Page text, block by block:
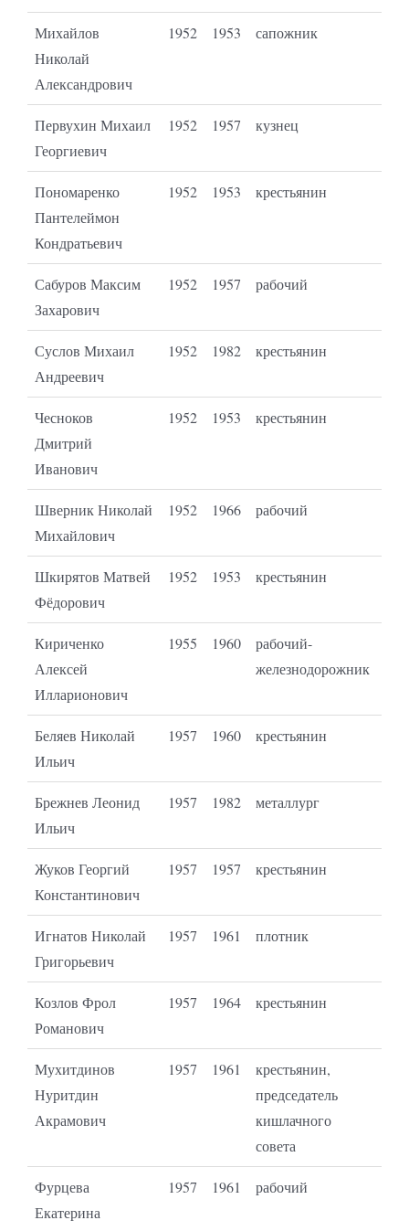
Михайлов
Николай
Александрович
1952 1953 сапожник
Первухин Михаил
Георгиевич
1952 1957 кузнец
Пономаренко
Пантелеймон
Кондратьевич
1952 1953 крестьянин
Сабуров Максим
Захарович
1952 1957 рабочий
Суслов Михаил
Андреевич
1952 1982 крестьянин
Чесноков
Дмитрий
Иванович
1952 1953 крестьянин
Шверник Николай
Михайлович
1952 1966 рабочий
Шкирятов Матвей
Фёдорович
1952 1953 крестьянин
Кириченко
Алексей
Илларионович
1955 1960
рабочий-
железнодорожник
Беляев Николай
Ильич
1957 1960 крестьянин
Брежнев Леонид
Ильич
1957 1982 металлург
Жуков Георгий
Константинович
1957 1957 крестьянин
Игнатов Николай
Григорьевич
1957 1961 плотник
Козлов Фрол
Романович
1957 1964 крестьянин
Мухитдинов
Нуритдин
Акрамович
1957 1961
крестьянин,
председатель
кишлачного
совета
Фурцева
Екатерина
1957 1961 рабочий